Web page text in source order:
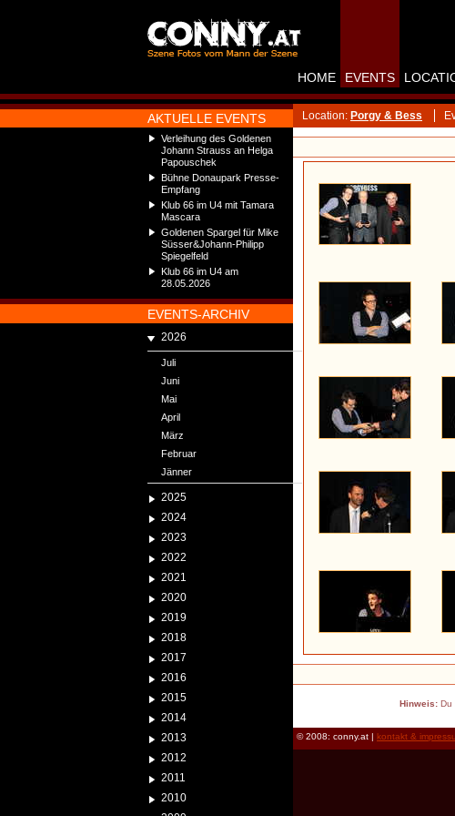
AKTUELLE EVENTS
Verleihung des Goldenen
Johann Strauss an Helga
Papouschek
Bühne Donaupark Presse-
Empfang
Klub 66 im U4 mit Tamara
Mascara
Goldenen Spargel für Mike
Süsser&Johann-Philipp
Spiegelfeld
Klub 66 im U4 am
28.05.2026
EVENTS-ARCHIV
2026
Juli
Juni
Mai
April
März
Februar
Jänner
2025
2024
2023
2022
2021
2020
2019
2018
2017
2016
2015
2014
2013
2012
2011
2010
HOME EVENTS
Location: Porgy & Bess
Hinweis:Du
© 2008: conny.at | kontakt &